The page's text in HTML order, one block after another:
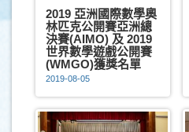
2019 亞洲國際數學奧
林匹克公開賽亞洲總
決賽(AIMO) 及 2019
世界數學遊戲公開賽
(WMGO)獲獎名單
2019-08-05